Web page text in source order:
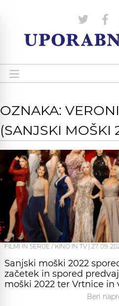
OZNAKA:
(SANJSKI MOŠKI
FILMI IN SERIJE / KINO IN TV 27. 09.
Sanjski moški 2022
začetek in spored
moški 2022 ter Vrtnice in
Beri